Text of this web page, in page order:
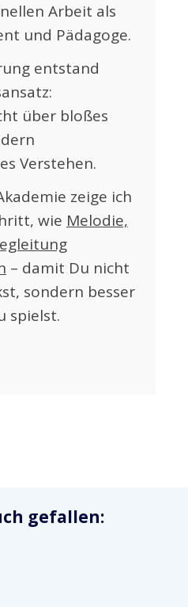
Arbeit als
und Pädagoge.
entstand
über bloßes
Verstehen.
zeige ich
wie Melodie,
– damit Du nicht
sondern besser
spielst.
gefallen: